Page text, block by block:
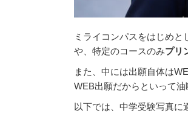
ミライコンパスをはじめ
や、特定のコースのみプリ
また、中には出願自体は
WEB出願だからといって油
以下では、中学受験写真に